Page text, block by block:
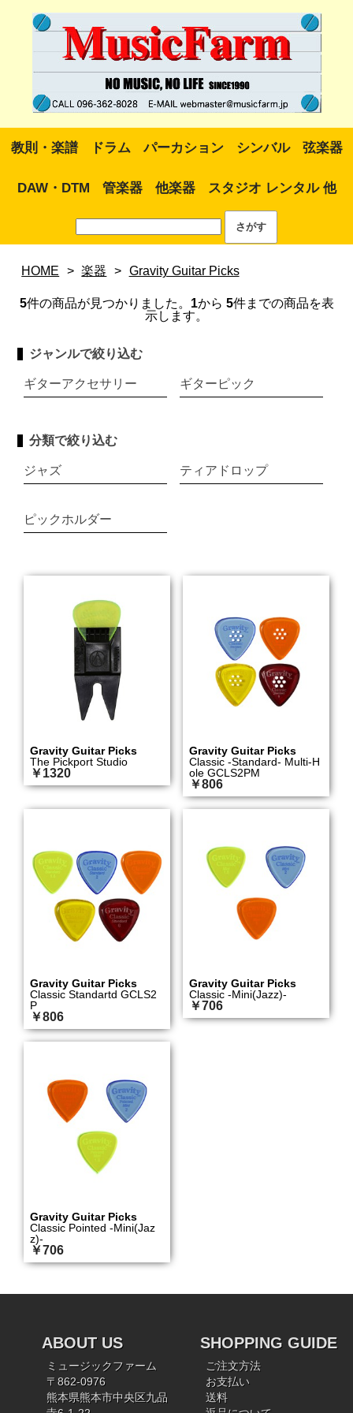
教則・楽譜 ドラム パーカション シンバル 弦楽器
DAW・DTM 管楽器 他楽器 スタジオ レンタル 他
HOME > 楽器 > Gravity Guitar Picks
5件の商品が見つかりました。 1から 5件までの商品を表
示します。
ジャンルで絞り込む
ギターアクセサリー ギターピック
分類で絞り込む
ジャズ ティアドロップ
ピックホルダー
Gravity Guitar Picks
The Pickport Studio
￥1320
Gravity Guitar Picks
Classic -Standard- Multi-H
ole GCLS2PM
￥806
Gravity Guitar Picks
Classic Standartd GCLS2
P
￥806
Gravity Guitar Picks
Classic -Mini(Jazz)-
￥706
Gravity Guitar Picks
Classic Pointed -Mini(Jaz
z)-
￥706
ABOUT US
ミュージックファーム
〒862-0976
熊本県熊本市中央区九品
SHOPPING GUIDE
ご注文方法
お支払い
送料